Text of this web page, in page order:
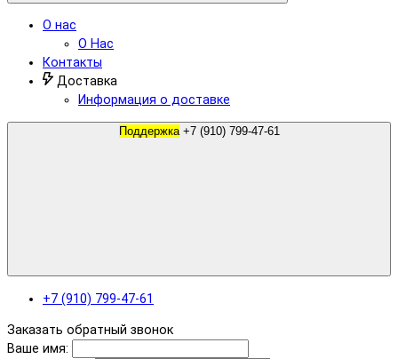
О нас
О Нас
Контакты
Доставка
Информация о доставке
Поддержка +7 (910) 799-47-61
+7 (910) 799-47-61
Заказать обратный звонок
Ваше имя: